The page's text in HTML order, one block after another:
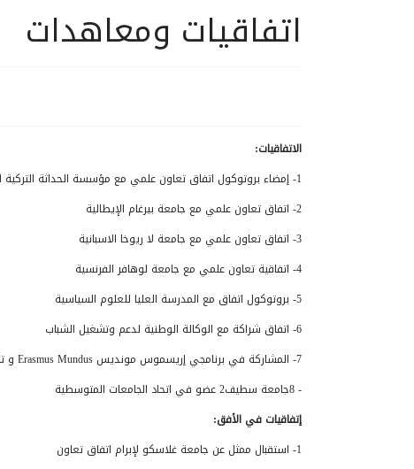
اتفاقيات ومعاهدات
الاتفاقيات:
1- إمضاء بروتوكول اتفاق تعاون علمي مع مؤسسة الحداثة التركية لتعليم اللغات
2- اتفاق تعاون علمي مع جامعة بيرغام الإيطالية
3- اتفاق تعاون علمي مع جامعة لا ريوخا الاسبانية
4- اتفاقية تعاون علمي مع جامعة لوهافر الفرنسية
5- بروتوكول اتفاق مع المدرسة العليا للعلوم السياسية
6- اتفاق شراكة مع الوكالة الوطنية لدعم وتشغيل الشباب
7- المشاركة في برنامجي إريسموس مونديس Erasmus Mundus و تامبيس Tempus
- 8جامعة سطيف2 عضو في اتحاد الجامعات المتوسطية
إتفاقيات في الأفق:
1- استقبال ممثل عن جامعة غلاسكو لإبرام اتفاق تعاون